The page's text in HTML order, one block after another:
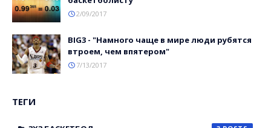
2/09/2017
BIG3 - "Намного чаще в мире люди рубятся
втроем, чем впятером"
7/13/2017
ТЕГИ